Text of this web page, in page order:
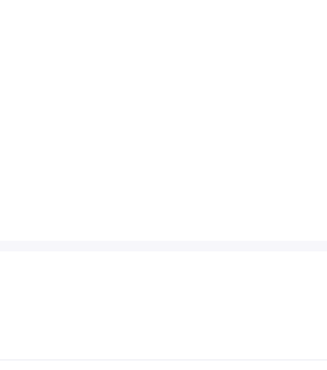
предназначен для
аммония*, марганца*,